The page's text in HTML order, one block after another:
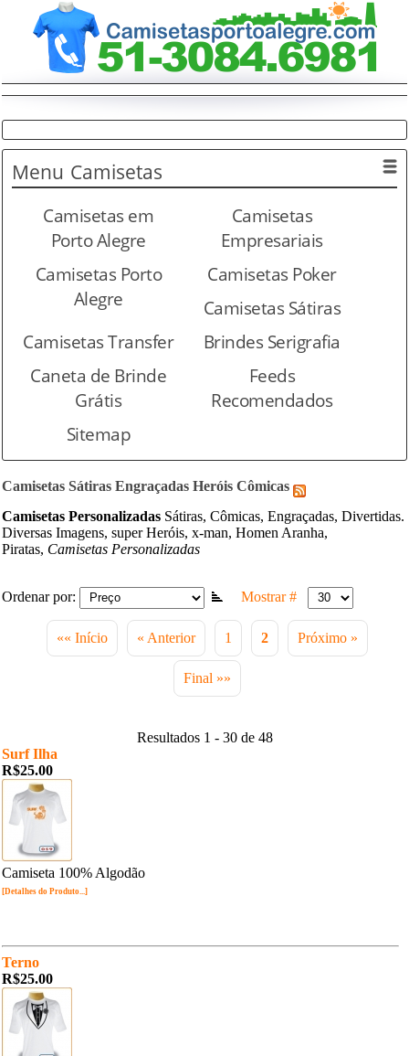
Menu Camisetas
Camisetas em
Porto Alegre
Camisetas
Empresariais
Camisetas Porto
Alegre
Camisetas Poker
Camisetas Sátiras
Camisetas Transfer
Brindes Serigrafia
Caneta de Brinde
Grátis
Feeds
Recomendados
Sitemap
Camisetas Sátiras Engraçadas Heróis Cômicas
Camisetas Personalizadas Sátiras, Cômicas, Engraçadas, Divertidas.
Diversas Imagens, super Heróis, x-man, Homen Aranha,
Piratas, Camisetas Personalizadas
Ordenar por: Mostrar #
«« Início « Anterior 1 2 Próximo »
Final »»
Resultados 1 - 30 de 48
Surf Ilha
R$25.00
Camiseta 100% Algodão
[Detalhes do Produto...]
Terno
R$25.00